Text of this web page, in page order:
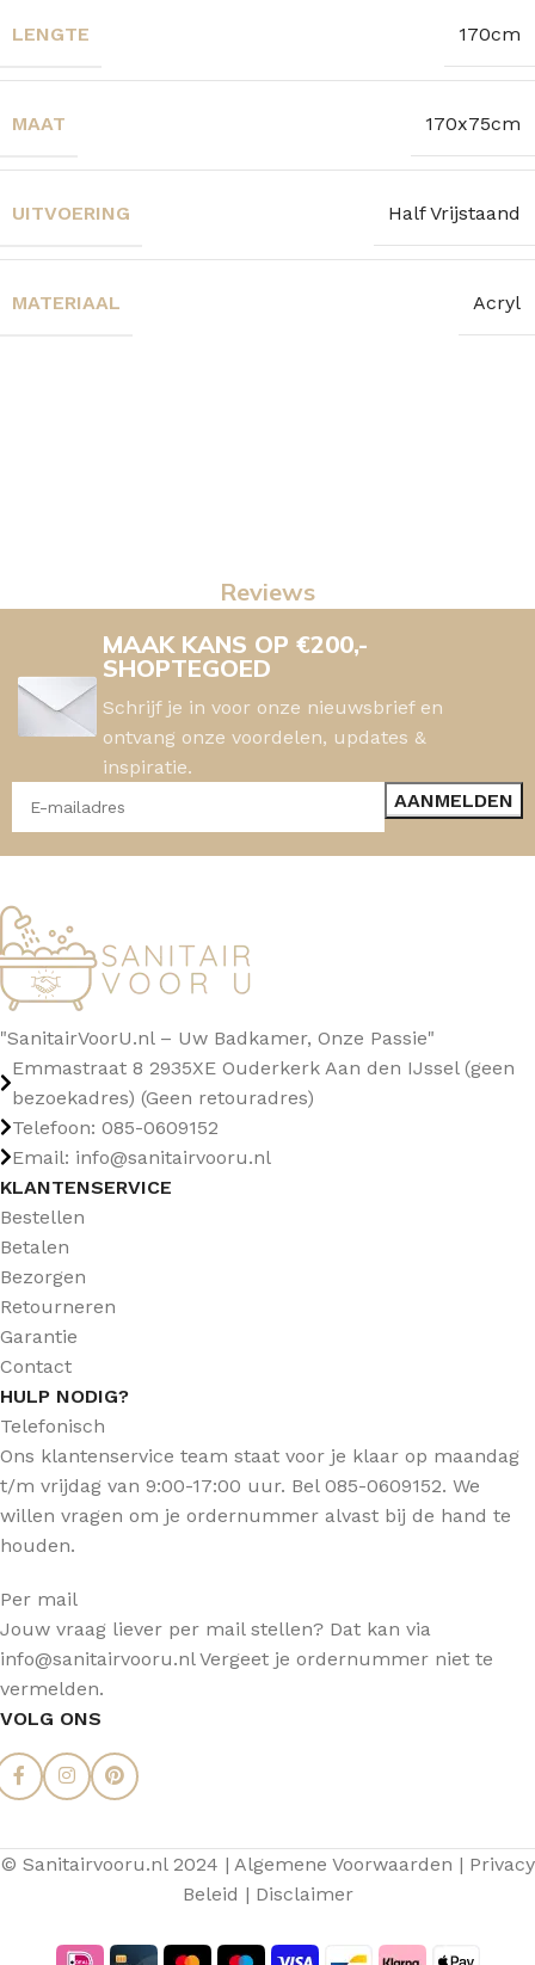
LENGTE 170cm
MAAT 170x75cm
UITVOERING Half Vrijstaand
MATERIAAL Acryl
Reviews
MAAK KANS OP €200,-
SHOPTEGOED
Schrijf je in voor onze nieuwsbrief en
ontvang onze voordelen, updates &
inspiratie.
"SanitairVoorU.nl – Uw Badkamer, Onze Passie"
Emmastraat 8 2935XE Ouderkerk Aan den IJssel (geen
bezoekadres) (Geen retouradres)
Telefoon: 085-0609152
Email: info@sanitairvooru.nl
KLANTENSERVICE
Bestellen
Betalen
Bezorgen
Retourneren
Garantie
Contact
HULP NODIG?
Telefonisch
Ons klantenservice team staat voor je klaar op maandag
t/m vrijdag van 9:00-17:00 uur. Bel 085-0609152. We
willen vragen om je ordernummer alvast bij de hand te
houden.
Per mail
Jouw vraag liever per mail stellen? Dat kan via
info@sanitairvooru.nl Vergeet je ordernummer niet te
vermelden.
VOLG ONS
© Sanitairvooru.nl 2024 | Algemene Voorwaarden | Privacy
Beleid | Disclaimer